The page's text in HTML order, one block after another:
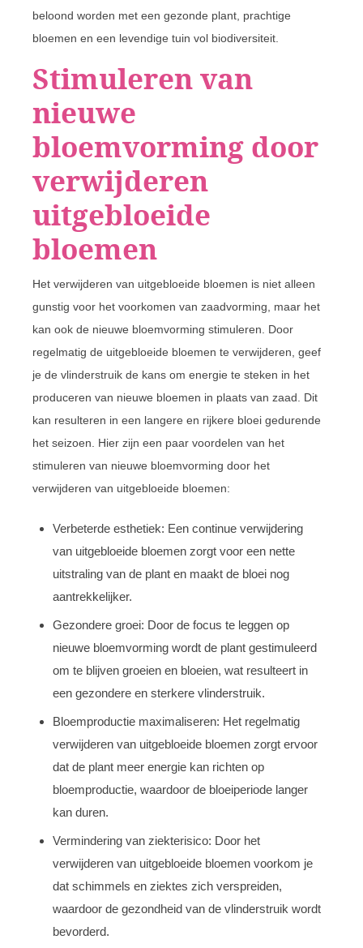
beloond worden met een gezonde plant, prachtige
bloemen en een levendige tuin vol biodiversiteit.
Stimuleren van
nieuwe
bloemvorming door
verwijderen
uitgebloeide
bloemen
Het verwijderen van uitgebloeide bloemen is niet alleen
gunstig voor het voorkomen van zaadvorming, maar het
kan ook de nieuwe bloemvorming stimuleren. Door
regelmatig de uitgebloeide bloemen te verwijderen, geef
je de vlinderstruik de kans om energie te steken in het
produceren van nieuwe bloemen in plaats van zaad. Dit
kan resulteren in een langere en rijkere bloei gedurende
het seizoen. Hier zijn een paar voordelen van het
stimuleren van nieuwe bloemvorming door het
verwijderen van uitgebloeide bloemen:
Verbeterde esthetiek: Een continue verwijdering
van uitgebloeide bloemen zorgt voor een nette
uitstraling van de plant en maakt de bloei nog
aantrekkelijker.
Gezondere groei: Door de focus te leggen op
nieuwe bloemvorming wordt de plant gestimuleerd
om te blijven groeien en bloeien, wat resulteert in
een gezondere en sterkere vlinderstruik.
Bloemproductie maximaliseren: Het regelmatig
verwijderen van uitgebloeide bloemen zorgt ervoor
dat de plant meer energie kan richten op
bloemproductie, waardoor de bloeiperiode langer
kan duren.
Vermindering van ziekterisico: Door het
verwijderen van uitgebloeide bloemen voorkom je
dat schimmels en ziektes zich verspreiden,
waardoor de gezondheid van de vlinderstruik wordt
bevorderd.